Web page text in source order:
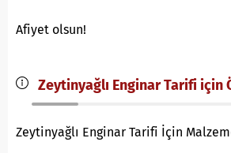
Afiyet olsun!
Zeytinyağlı Enginar Tarifi için
Zeytinyağlı Enginar Tarifi İçin